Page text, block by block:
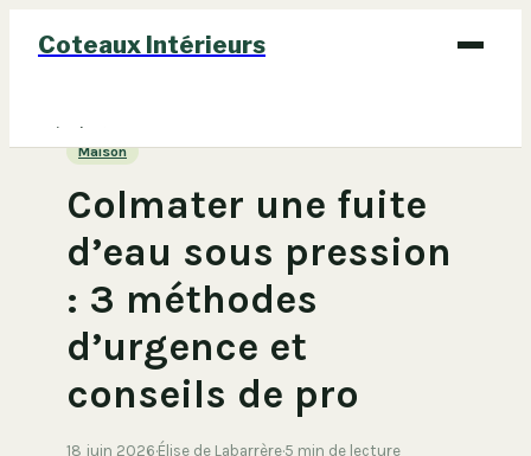
Coteaux Intérieurs
Bricolage
Maison
Colmater une fuite
d’eau sous pression
: 3 méthodes
d’urgence et
conseils de pro
18 juin 2026·Élise de Labarrère·5 min de lecture